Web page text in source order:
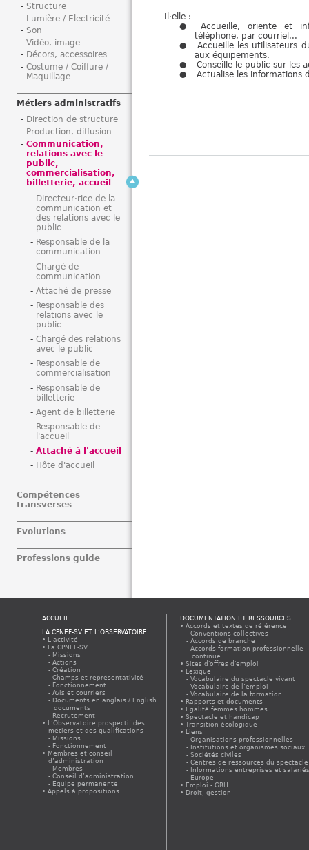
Il·elle :
Accueille, oriente et
téléphone, par courriel...
Accueille les utilisateurs
aux équipements.
Conseille le public sur les
Actualise les informations
Structure
Lumière / Electricité
Son
Vidéo, image
Décors, accessoires
Costume / Coiffure /
Maquillage
Métiers administratifs
Direction de structure
Production, diffusion
Communication,
relations avec le
public,
commercialisation,
billetterie, accueil
Directeur·rice de la
communication et
des relations avec le
public
Responsable de la
communication
Chargé de
communication
Attaché de presse
Responsable des
relations avec le
public
Chargé des relations
avec le public
Responsable de
commercialisation
Responsable de
billetterie
Agent de billetterie
Responsable de
l'accueil
Attaché à l'accueil
Hôte d'accueil
Compétences
transverses
Evolutions
Professions guide
ACCUEIL
LA CPNEF-SV ET L’OBSERVATOIRE
L’activité
La CPNEF-SV
Missions
Actions
Création
Champs et représentativité
Fonctionnement
Avis et courriers
Documents en anglais / English
documents
Recrutement
L’Observatoire prospectif des
métiers et des qualifications
Missions
Fonctionnement
Membres et conseil
d’administration
Membres
Conseil d’administration
Équipe permanente
Appels à propositions
DOCUMENTATION ET RESSOURCES
Accords et textes de référence
Conventions collectives
Accords de branche
Accords formation professionnelle
continue
Sites d'offres d'emploi
Lexique
Vocabulaire du spectacle vivant
Vocabulaire de l’emploi
Vocabulaire de la formation
Rapports et documents
Egalité femmes hommes
Spectacle et handicap
Transition écologique
Liens
Organisations professionnelles
Institutions et organismes sociaux
Sociétés civiles
Centres de ressources du spectacle
Informations entreprises et
Europe
Emploi - GRH
Droit, gestion